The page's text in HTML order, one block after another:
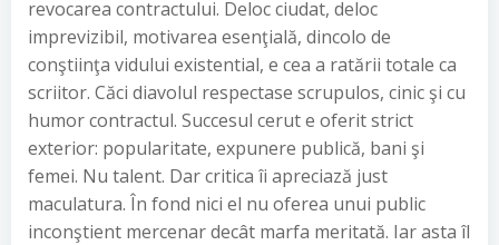
revocarea contractului. Deloc ciudat, deloc
imprevizibil, motivarea esenţială, dincolo de
conştiinţa vidului existential, e cea a ratării totale ca
scriitor. Căci diavolul respectase scrupulos, cinic şi cu
humor contractul. Succesul cerut e oferit strict
exterior: popularitate, expunere publică, bani şi
femei. Nu talent. Dar critica îi apreciază just
maculatura. În fond nici el nu oferea unui public
inconştient mercenar decât marfa meritată. Iar asta îl